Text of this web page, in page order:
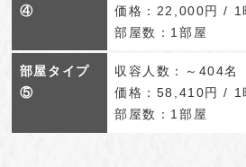
④
価格：22,000円 / 1
部屋数：1部屋
部屋タイプ
⑤
収容人数：～404名
価格：58,410円 / 1
部屋数：1部屋